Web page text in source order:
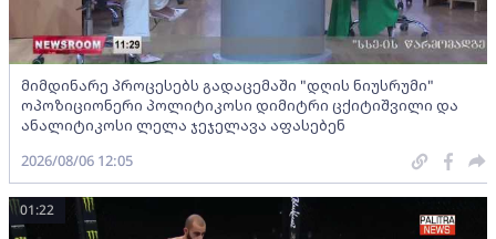
მიმდინარე პროცესებს გადაცემაში "დღის ნიუსრუმი"
ოპოზიციონერი პოლიტიკოსი დიმიტრი ცქიტიშვილი და
ანალიტიკოსი ლელა ჯეჯელავა აფასებენ
2026/08/06 12:05
01:22